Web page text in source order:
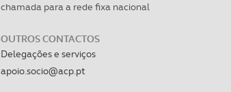
chamada para a rede fixa nacional
OUTROS CONTACTOS
Delegações e serviços
apoio.socio@acp.pt